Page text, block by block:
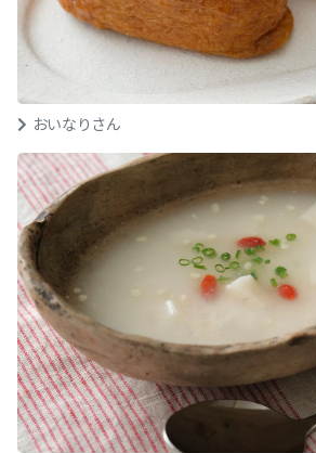
おいなりさん